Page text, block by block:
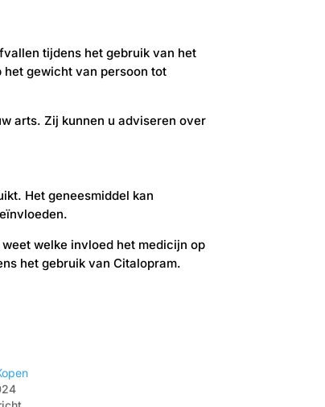
tijdens het gebruik van het
gewicht van persoon tot
arts. Zij kunnen u adviseren over
Het geneesmiddel kan
welke invloed het medicijn op
het gebruik van Citalopram.